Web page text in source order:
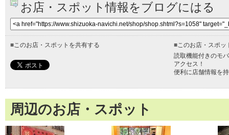
お店・スポット情報をブログにはる
■このお店・スポットを共有する ■このお店・スポッ
読取機能付きのモ
アクセス！
便利に店舗情報を
周辺のお店・スポット